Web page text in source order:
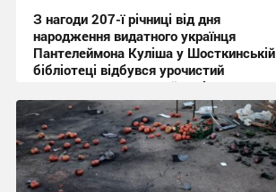
З нагоди 207-ї річниці від дня
народження видатного українця
Пантелеймона Куліша у Шосткинській
бібліотеці відбувся урочистий
культурно-мистецький захід + Фото
12:44, 7.08.2026